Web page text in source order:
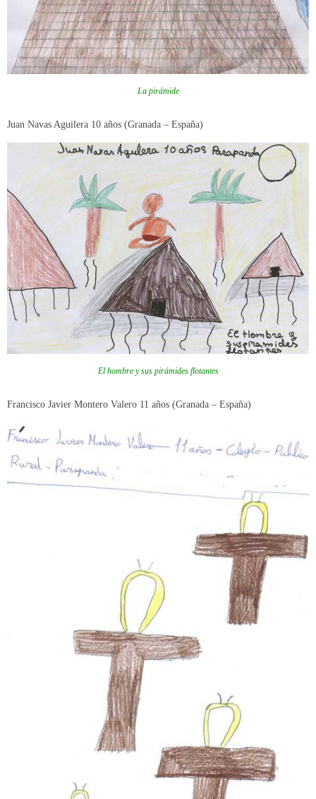
La pirámide
Juan Navas Aguilera 10 años (Granada – España)
El hombre y sus pirámides flotantes
Francisco Javier Montero Valero 11 años (Granada – España)